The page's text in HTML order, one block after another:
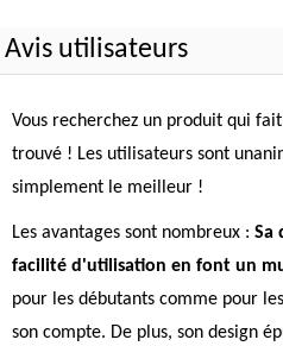
Avis utilisateurs
Vous recherchez un produit qui
trouvé ! Les utilisateurs sont
simplement le meilleur !
Les avantages sont nombreux : Sa
facilité d'utilisation en font un
pour les débutants comme pour
son compte. De plus, son design